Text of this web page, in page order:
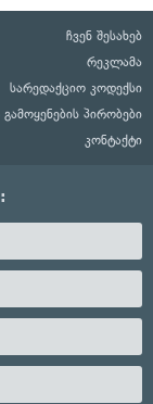
ჩვენ შესახებ
რეკლამა
სარედაქციო კოდექსი
პირობები
კონტაქტი